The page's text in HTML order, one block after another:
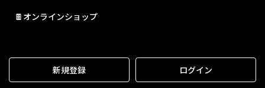
🍫オンラインショップ
新規登録 ログイン